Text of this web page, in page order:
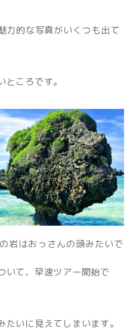
力的な写真がいくつも出て
ころです。
岩はおっさんの頭みたいで
いて、早速ツアー開始で
いに見えてしまいます。